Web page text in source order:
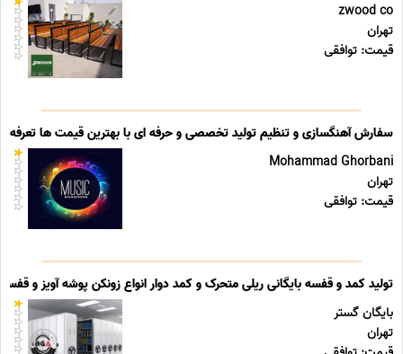
zwood co
تهران
قیمت: توافقی
سفارش آهنگسازی و تنظیم تولید تخصصی و حرفه ای با بهترین قیمت ها تعرفه
Mohammad Ghorbani
تهران
قیمت: توافقی
تولید کمد و قفسه بایگانی ریلی متحرک و کمد دوار انواع زونکن پوشه آویز و قفسه
بایگان گستر
تهران